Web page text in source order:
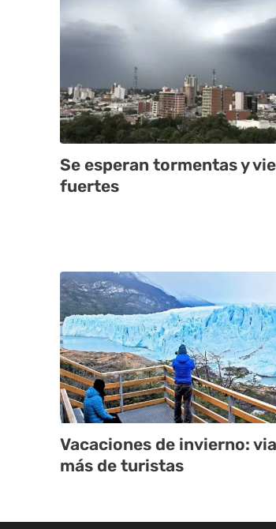
Se esperan tormentas y
fuertes
Vacaciones de invierno:
más de turistas